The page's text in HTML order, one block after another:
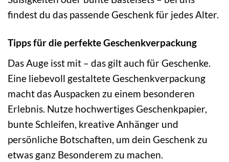
findest du das passende Geschenk für jedes Alter.
Tipps für die perfekte Geschenkverpackung
Das Auge isst mit – das gilt auch für Geschenke.
Eine liebevoll gestaltete Geschenkverpackung
macht das Auspacken zu einem besonderen
Erlebnis. Nutze hochwertiges Geschenkpapier,
bunte Schleifen, kreative Anhänger und
persönliche Botschaften, um dein Geschenk zu
etwas ganz Besonderem zu machen.